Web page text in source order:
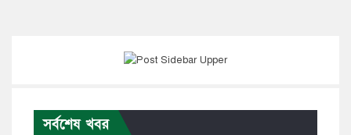
সর্বশেষ খবর